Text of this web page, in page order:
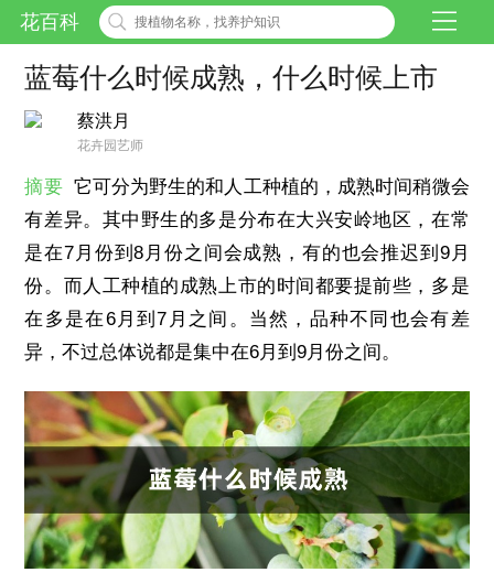
花百科
蓝莓什么时候成熟，什么时候上市
蔡洪月
花卉园艺师
摘要 它可分为野生的和人工种植的，成熟时间稍微会
有差异。其中野生的多是分布在大兴安岭地区，在常
是在7月份到8月份之间会成熟，有的也会推迟到9月
份。而人工种植的成熟上市的时间都要提前些，多是
在多是在6月到7月之间。当然，品种不同也会有差
异，不过总体说都是集中在6月到9月份之间。